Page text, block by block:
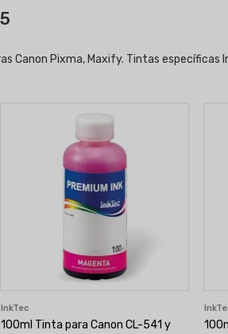
Pixma, Maxify. Tintas específicas
InkTec
100ml Tinta para Canon CL-541 y